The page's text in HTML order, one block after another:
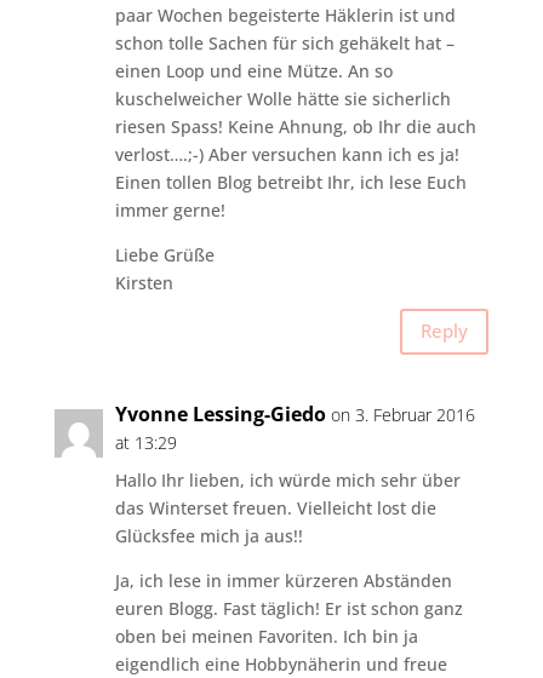
paar Wochen begeisterte Häklerin ist und
schon tolle Sachen für sich gehäkelt hat –
einen Loop und eine Mütze. An so
kuschelweicher Wolle hätte sie sicherlich
riesen Spass! Keine Ahnung, ob Ihr die auch
verlost….;-) Aber versuchen kann ich es ja!
Einen tollen Blog betreibt Ihr, ich lese Euch
immer gerne!
Liebe Grüße
Kirsten
Reply
Yvonne Lessing-Giedo on 3. Februar 2016
at 13:29
Hallo Ihr lieben, ich würde mich sehr über
das Winterset freuen. Vielleicht lost die
Glücksfee mich ja aus!!
Ja, ich lese in immer kürzeren Abständen
euren Blogg. Fast täglich! Er ist schon ganz
oben bei meinen Favoriten. Ich bin ja
eigendlich eine Hobbynäherin und freue